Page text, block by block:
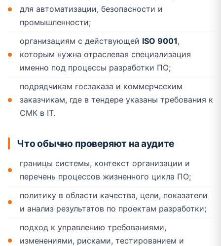
для автоматизации, безопасности и
промышленности;
организациям с действующей ISO 9001,
которым нужна отраслевая специализация
именно под процессы разработки ПО;
подрядчикам госзаказа и коммерческим
заказчикам, где в тендере указаны требования к
СМК в IT.
Что обычно проверяют на аудите
границы системы, контекст организации и
перечень процессов жизненного цикла ПО;
политику в области качества, цели, показатели
и анализ результатов по проектам разработки;
подход к управлению требованиями,
изменениями, рисками, тестированием и